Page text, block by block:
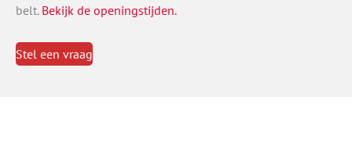
belt.Bekijk de openingstijden.
Stel een vraag